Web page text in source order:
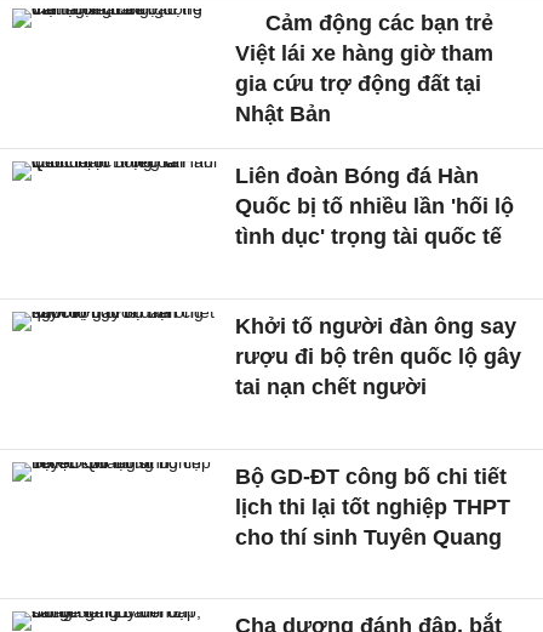
Cảm động các bạn trẻ
Việt lái xe hàng giờ tham
gia cứu trợ động đất tại
Nhật Bản
Liên đoàn Bóng đá Hàn
Quốc bị tố nhiều lần 'hối lộ
tình dục' trọng tài quốc tế
Khởi tố người đàn ông say
rượu đi bộ trên quốc lộ gây
tai nạn chết người
Bộ GD-ĐT công bố chi tiết
lịch thi lại tốt nghiệp THPT
cho thí sinh Tuyên Quang
Cha dượng đánh đập, bắt